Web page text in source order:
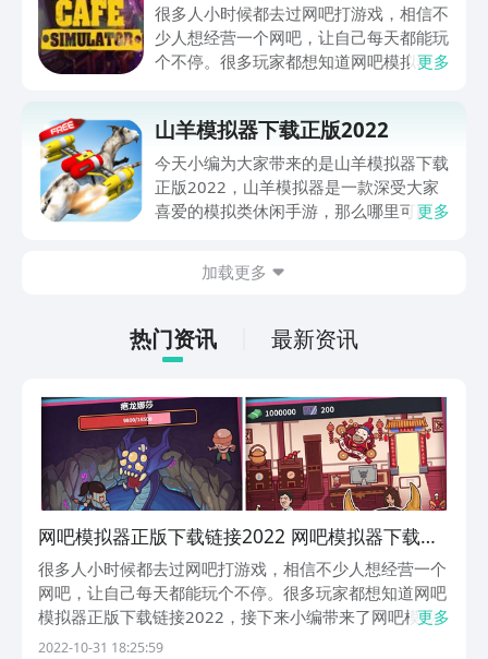
很多人小时候都去过网吧打游戏，相信不
少人想经营一个网吧，让自己每天都能玩
个不停。很多玩家都想知道网吧模拟器正
仿真网吧经营模式，喜欢这种经营题材的
玩家可以去九游下载预约该游戏哦，一起
来看看吧！
更多
山羊模拟器下载正版2022
今天小编为大家带来的是山羊模拟器下载
正版2022，山羊模拟器是一款深受大家
喜爱的模拟类休闲手游，那么哪里可以找
戏，如果你感兴趣的话就来一起看看吧！
更多
加载更多
热门资讯 最新资讯
网吧模拟器正版下载链接2022 网吧模拟器下载安
装攻略
很多人小时候都去过网吧打游戏，相信不少人想经营一个
网吧，让自己每天都能玩个不停。很多玩家都想知道网吧
模拟器正版下载链接2022，接下来小编带来了网吧模拟
器下载安装教程，游戏里面有各种仿真网吧经营模式，喜
更多
2022-10-31 18:25:59